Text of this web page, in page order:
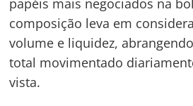
papéis mais negociados na
composição leva em
volume e liquidez,
total movimentado
vista.
de
Post